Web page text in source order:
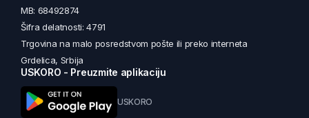
MB: 68492874
Šifra delatnosti: 4791
Trgovina na malo posredstvom pošte ili preko interneta
Grdelica, Srbija
USKORO - Preuzmite aplikaciju
USKORO